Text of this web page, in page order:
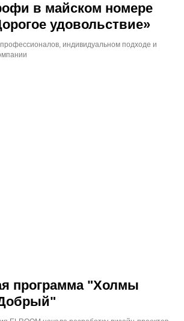
в майском номере
удовольствие»
индивидуальном подходе и
программа "Холмы